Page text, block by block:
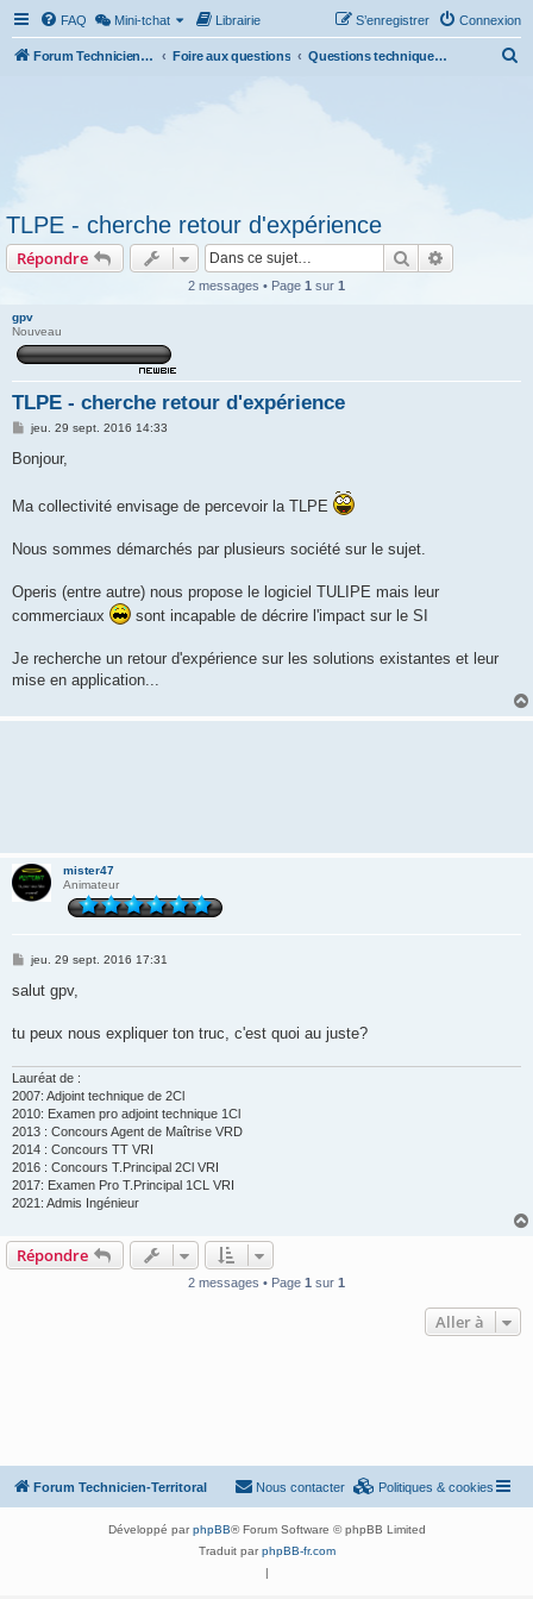
FAQ Mini-tchat Librairie Connexion
S’enregistrer
Forum Technicien-Territoral Foire aux questions Questions techniques et administratives
TLPE - cherche retour d'expérience
Répondre Rechercher
2 messages • Page 1 sur 1
gpv
Nouveau
TLPE - cherche retour d'expérience
M
s
e
jeu. 29 sept. 2016 14:33
Bonjour,
Ma collectivité envisage de percevoir la TLPE
Nous sommes démarchés par plusieurs société sur le sujet.
Operis (entre autre) nous propose le logiciel TULIPE mais leur
commerciaux
sont incapable de décrire l'impact sur le SI
Je recherche un retour d'expérience sur les solutions existantes et leur
mise en application...
mister47
Animateur
M
s
g
e
jeu. 29 sept. 2016 17:31
salut gpv,
tu peux nous expliquer ton truc, c'est quoi au juste?
Lauréat de :
2007: Adjoint technique de 2Cl
2010: Examen pro adjoint technique 1Cl
2013 : Concours Agent de Maîtrise VRD
2014 : Concours TT VRI
2016 : Concours T.Principal 2Cl VRI
2017: Examen Pro T.Principal 1CL VRI
2021: Admis Ingénieur
Répondre
2 messages • Page 1 sur 1
Aller à
Forum Technicien-Territoral Politiques & cookies
Nous contacter
Développé parphpBB® Forum Software © phpBB Limited
Traduit parphpBB-fr.com
|